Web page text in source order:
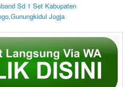
Sd 1 Set Kabupaten
Jogja